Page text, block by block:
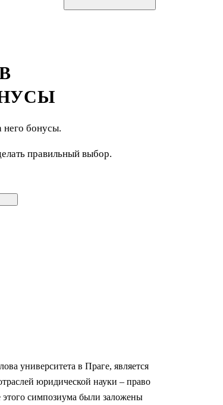
университета в Праге, является
юридической науки – право
этого симпозиума были заложены
него бонусы.
правильный выбор.